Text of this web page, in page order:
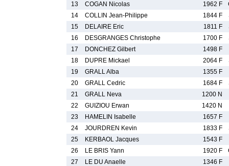
13
COGAN Nicolas 1962 F
14
COLLIN Jean-Philippe 1844 F
15
DELAIRE Eric 1811 F
16
DESGRANGES Christophe 1700 F
17
DONCHEZ Gilbert
1498 F
18
DUPRE Mickael 2064 F
19
GRALL Alba
1355 F
20
GRALL Cedric 1684 F
21
GRALL Neva
1200 N
22
GUIZIOU Erwan 1420 N
23
HAMELIN Isabelle
1657 F
24
JOURDREN Kevin 1833 F
25
KERBAOL Jacques
1543 F
26
LE BRIS Yann 1920 F
27
LE DU Anaelle
1346 F